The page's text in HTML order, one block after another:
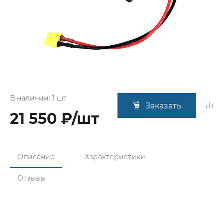
В наличии: 1 шт
21 550 ₽/шт
Заказать
Описание Характеристики
Отзывы